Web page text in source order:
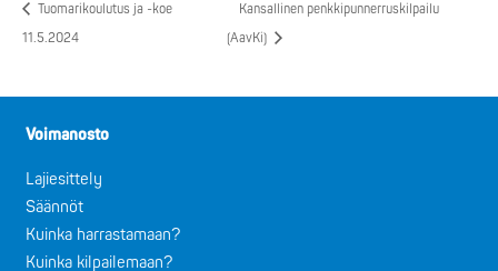
Tuomarikoulutus ja -koe
11.5.2024
Kansallinen penkkipunnerruskilpailu
(AavKi)
Voimanosto
Lajiesittely
Säännöt
Kuinka harrastamaan?
Kuinka kilpailemaan?